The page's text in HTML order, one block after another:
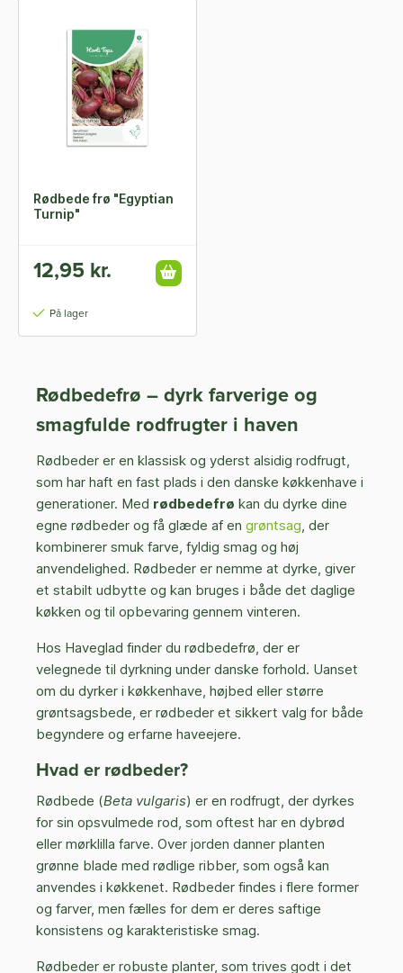
Rødbede frø "Egyptian
Turnip"
12,95 kr.
På lager
Rødbedefrø – dyrk farverige og
smagfulde rodfrugter i haven
Rødbeder er en klassisk og yderst alsidig rodfrugt,
som har haft en fast plads i den danske køkkenhave i
generationer. Med rødbedefrø kan du dyrke dine
egne rødbeder og få glæde af en grøntsag, der
kombinerer smuk farve, fyldig smag og høj
anvendelighed. Rødbeder er nemme at dyrke, giver
et stabilt udbytte og kan bruges i både det daglige
køkken og til opbevaring gennem vinteren.
Hos Haveglad finder du rødbedefrø, der er
velegnede til dyrkning under danske forhold. Uanset
om du dyrker i køkkenhave, højbed eller større
grøntsagsbede, er rødbeder et sikkert valg for både
begyndere og erfarne haveejere.
Hvad er rødbeder?
Rødbede (Beta vulgaris) er en rodfrugt, der dyrkes
for sin opsvulmede rod, som oftest har en dybrød
eller mørklilla farve. Over jorden danner planten
grønne blade med rødlige ribber, som også kan
anvendes i køkkenet. Rødbeder findes i flere former
og farver, men fælles for dem er deres saftige
konsistens og karakteristiske smag.
Rødbeder er robuste planter, som trives godt i det